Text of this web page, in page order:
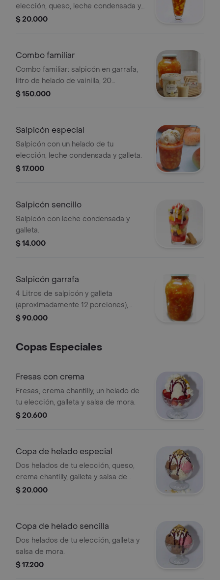
elección, queso, leche condensada y
galleta.
$ 20.000
Combo familiar
Combo familiar: salpicón en garrafa,
litro de helado de vainilla, 20
barquillos, leche condensada y 12
$ 150.000
Salpicón especial
Salpicón con un helado de tu
elección, leche condensada y galleta.
$ 17.000
Salpicón sencillo
Salpicón con leche condensada y
galleta.
$ 14.000
Salpicón garrafa
4 Litros de salpicón y galleta
(aproximadamente 12 porciones),
especial para eventos y reuniones.
$ 90.000
Copas Especiales
Fresas con crema
Fresas, crema chantilly, un helado de
tu elección, galleta y salsa de mora.
$ 20.600
Copa de helado especial
Dos helados de tu elección, queso,
crema chantilly, galleta y salsa de
mora.
$ 20.000
Copa de helado sencilla
Dos helados de tu elección, galleta y
salsa de mora.
$ 17.200